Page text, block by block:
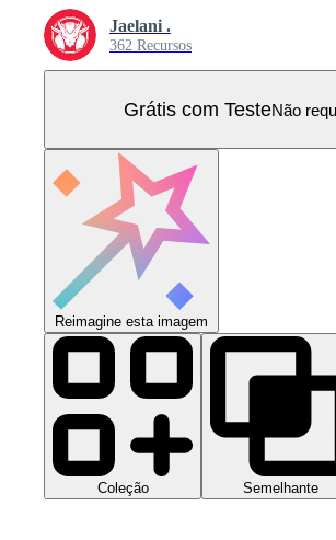
Jaelani .
362 Recursos
Grátis com TesteNão
Reimagine esta imagem
Coleção Semelhante